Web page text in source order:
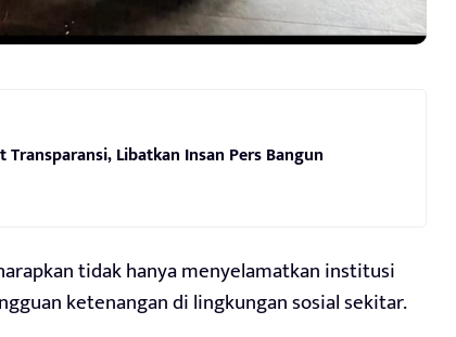
Transparansi, Libatkan Insan Pers Bangun
tidak hanya menyelamatkan institusi
ketenangan di lingkungan sosial sekitar.